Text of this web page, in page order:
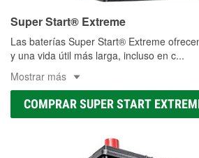
Super Start® Extreme
Las baterías Super Start® Extreme
y una vida útil más larga, incluso en c...
Mostrar más
COMPRAR SUPER START